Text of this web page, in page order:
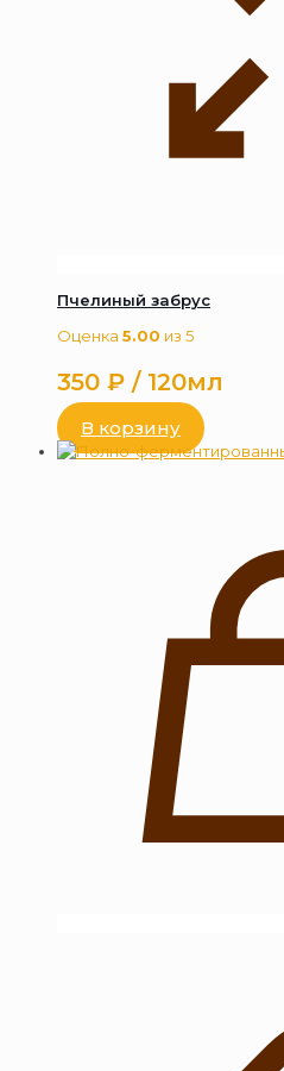
Пчелиный забрус
Оценка 5.00 из 5
350 ₽ / 120мл
В корзину